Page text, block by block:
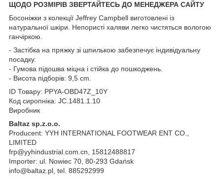
ЩОДО РОЗМІРІВ ЗВЕРТАЙТЕСЬ ДО МЕНЕДЖЕРА САЙТУ
Босоніжки з колекції Jeffrey Campbell виготовлені із
натуральної шкіри. Непористі халяви легко чистяться вологою
ганчіркою.
- Застібка на пряжку зі шпилькою забезпечує індивідуальну
посадку.
- Гумова підошва міцна і стійка до пошкоджень.
- Висота підборів: 9,5 cm.
ID Товару: PPYA-OBD47Z_10Y
Код сиропніка: JC.1481.1.10
Виробник
Baltaz sp.z.o.o.
Producent: YYH INTERNATIONAL FOOTWEAR ENT CO.,
LIMITED
frp@yyhindustrial.com.cn, 15812488817
Importer: ul. Nowiec 70, 80-293 Gdańsk
info@baltaz.pl, tel. 885292999